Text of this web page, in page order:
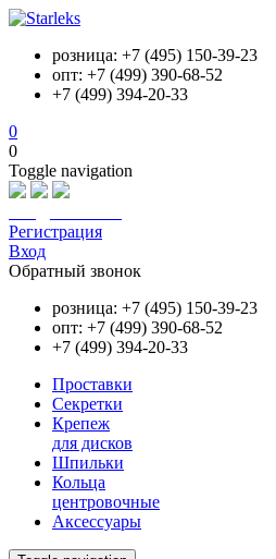
розница: +7 (495) 150-39-23
опт: +7 (499) 390-68-52
+7 (499) 394-20-33
0
0
Toggle navigation
Регистрация
Вход
Обратный звонок
розница: +7 (495) 150-39-23
опт: +7 (499) 390-68-52
+7 (499) 394-20-33
Проставки
Секретки
Крепеж
для дисков
Шпильки
Кольца
центровочные
Аксессуары